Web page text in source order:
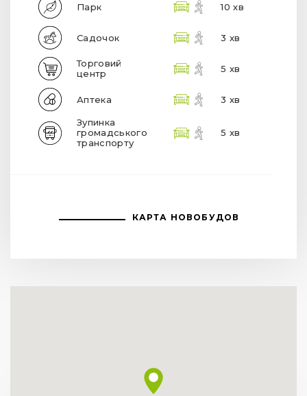
Парк 10 хв
Садочок 3 хв
Торговий
центр
5 хв
Аптека 3 хв
Зупинка
громадського
транспорту
5 хв
КАРТА НОВОБУДОВ